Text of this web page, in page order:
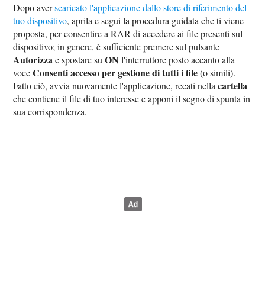
Dopo averscaricato l'applicazione dallo store di riferimento del
tuo dispositivo, aprila e segui la procedura guidata che ti viene
proposta, per consentire a RAR di accedere ai file presenti sul
dispositivo; in genere, è sufficiente premere sul pulsante
Autorizzae spostare suON l'interruttore posto accanto alla
voceConsenti accesso per gestione di tutti i file(o simili).
Fatto ciò, avvia nuovamente l'applicazione, recati nellacartella
che contiene il file di tuo interesse e apponi il segno di spunta in
sua corrispondenza.